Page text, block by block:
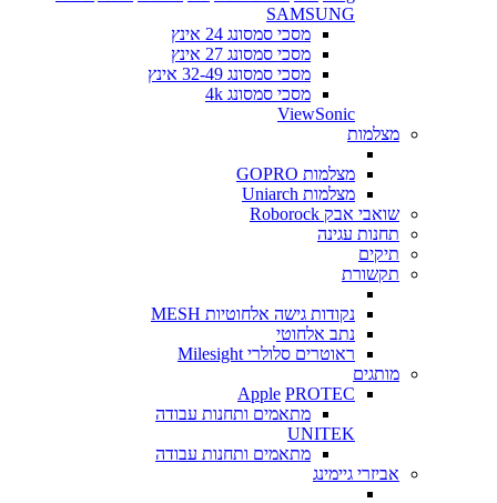
SAMSUNG
מסכי סמסונג 24 אינץ
מסכי סמסונג 27 אינץ
מסכי סמסונג 32-49 אינץ
מסכי סמסונג 4k
ViewSonic
מצלמות
מצלמות GOPRO
מצלמות Uniarch
שואבי אבק Roborock
תחנות עגינה
תיקים
תקשורת
נקודות גישה אלחוטיות MESH
נתב אלחוטי
ראוטרים סלולרי Milesight
מותגים
Apple PROTEC
מתאמים ותחנות עבודה
UNITEK
מתאמים ותחנות עבודה
אביזרי גיימינג